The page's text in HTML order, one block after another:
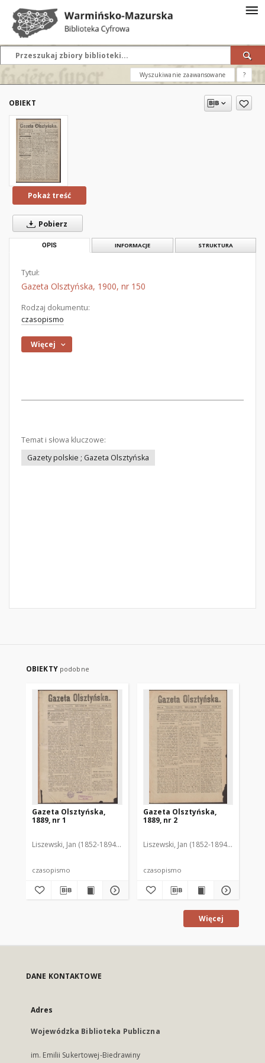
Wyszukiwanie zaawansowane ?
OBIEKT
Pokaż treść
Pobierz
OPIS INFORMACJE STRUKTURA
Tytuł:
Gazeta Olsztyńska, 1900, nr 150
Rodzaj dokumentu:
czasopismo
Więcej
Temat i słowa kluczowe:
Gazety polskie ; Gazeta Olsztyńska
OBIEKTY podobne
Gazeta Olsztyńska,
1889, nr 1
Liszewski, Jan (1852-1894). Red.
czasopismo
Gazeta Olsztyńska,
1889, nr 2
Liszewski, Jan (1852-1894). Red.
czasopismo
Więcej
DANE KONTAKTOWE
Adres
Wojewódzka Biblioteka Publiczna
im. Emilii Sukertowej-Biedrawiny